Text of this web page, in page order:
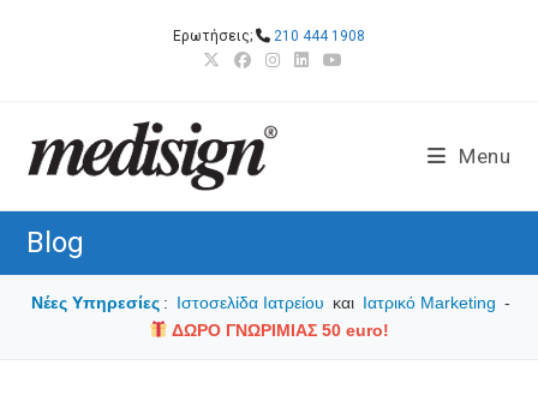
Ερωτήσεις; 210 444 1908
Menu
Blog
Νέες Υπηρεσίες : Ιστοσελίδα Ιατρείου και Ιατρικό Marketing -
ΔΩΡΟ ΓΝΩΡΙΜΙΑΣ 50 euro!